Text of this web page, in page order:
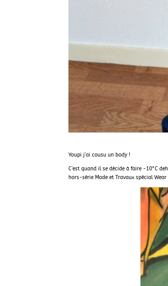
Youpi j’ai cousu un body !
C’est quand il se décide à faire -10°C
hors-série Mode et Travaux spécial